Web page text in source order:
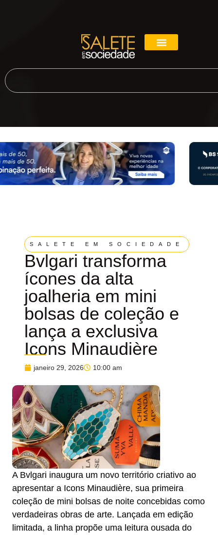
SALETE EM SOCIEDADE
Bvlgari transforma
ícones da alta
joalheria em mini
bolsas de coleção e
lança a exclusiva
Icons Minaudière
janeiro 29, 2026 10:00 am
A Bvlgari inaugura um novo território criativo ao
apresentar a Icons Minaudière, sua primeira
coleção de mini bolsas de noite concebidas como
verdadeiras obras de arte. Lançada em edição
limitada, a linha propõe uma leitura ousada do